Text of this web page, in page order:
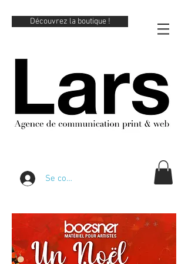
Découvrez la boutique !
Se connecter